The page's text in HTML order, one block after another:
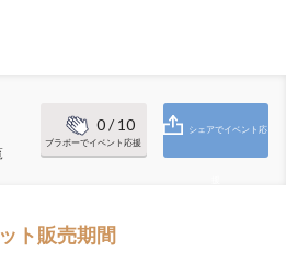
0/ 10
ブラボーでイベント応援
シェアでイベント応
ト販売期間